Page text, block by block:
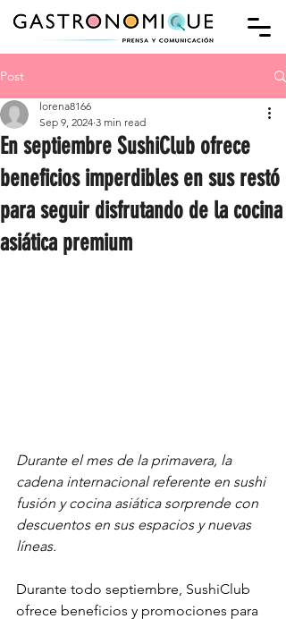
Post
En septiembre SushiClub ofrece
beneficios imperdibles en sus restó
para seguir disfrutando de la cocina
asiática premium
lorena8166
Sep 9, 2024 3 min read
Durante el mes de la primavera, la
cadena internacional referente en sushi
fusión y cocina asiática sorprende con
descuentos en sus espacios y nuevas
líneas.
Durante todo septiembre, SushiClub
ofrece beneficios y promociones para